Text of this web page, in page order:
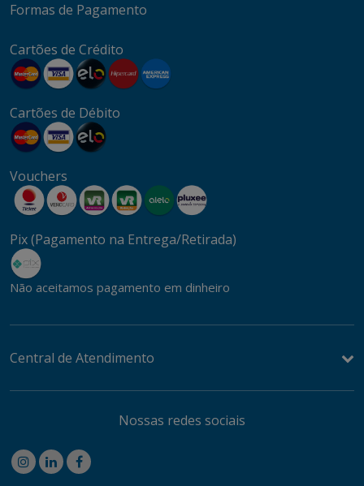
Formas de Pagamento
Cartões de Crédito
Cartões de Débito
Vouchers
Pix (Pagamento na Entrega/Retirada)
Não aceitamos pagamento em dinheiro
Central de Atendimento
Nossas redes sociais